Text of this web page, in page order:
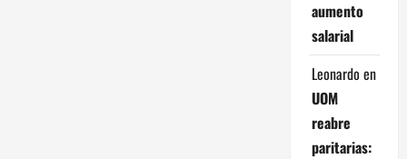
aumento
salarial
Leonardo en
UOM
reabre
paritarias: